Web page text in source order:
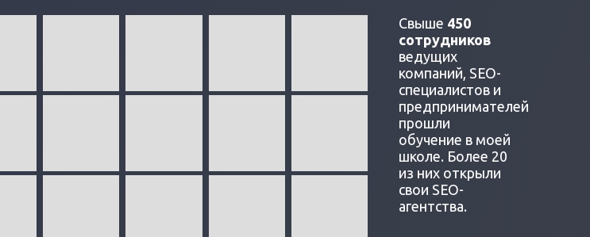
Свыше 450
сотрудников
ведущих
компаний, SEO-
специалистов и
предпринимателей
прошли
обучение в моей
школе. Более 20
из них открыли
свои SEO-
агентства.